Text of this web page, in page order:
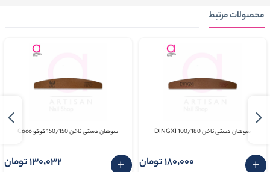
محصولات مرتبط
سوهان دستی ناخن 100/180 DINGXI
180٬000 تومان
سوهان دستی ناخن 150/150 کوکو Coco
130٬032 تومان